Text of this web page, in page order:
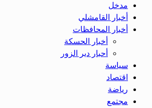
مدخل
أخبار القامشلي
أخبار المحافظات
أخبار الحسكة
أحبار دير الزور
سياسة
اقتصاد
رياضة
مجتمع